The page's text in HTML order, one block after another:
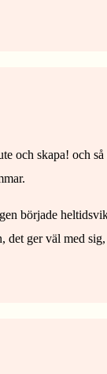
och skapa! och
började
det ger väl med